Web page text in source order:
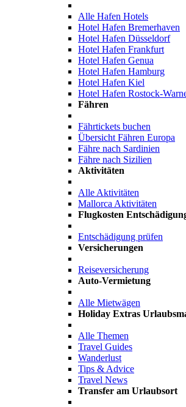
Alle Hafen Hotels
Hotel Hafen Bremerhaven
Hotel Hafen Düsseldorf
Hotel Hafen Frankfurt
Hotel Hafen Genua
Hotel Hafen Hamburg
Hotel Hafen Kiel
Hotel Hafen Rostock-
Fähren
Fährtickets buchen
Übersicht Fähren Europa
Fähre nach Sardinien
Fähre nach Sizilien
Aktivitäten
Alle Aktivitäten
Mallorca Aktivitäten
Flugkosten
Entschädigung prüfen
Versicherungen
Reiseversicherung
Auto-Vermietung
Alle Mietwägen
Holiday Extras
Alle Themen
Travel Guides
Wanderlust
Tips & Advice
Travel News
Transfer am Urlaubsort